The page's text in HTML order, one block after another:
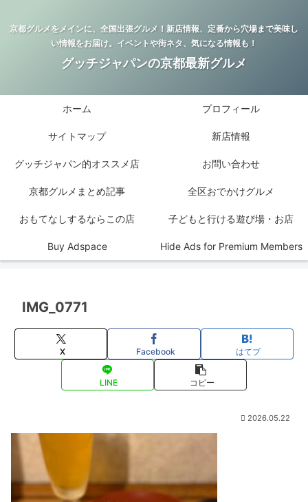
京都グルメをメインに、全国出張グルメ！新店情報、定番から穴場まで美味し
い情報をお届け。イベントや街ネタ、気になる情報も！
グッチジャパンの京都最新グルメ
ホーム プロフィール
サイトマップ 新店情報
グッチジャパン的オススメ店 お問い合わせ
京都グルメまとめ記事 全区おでかけグルメ
おもてなしするならこの店 子どもと行ける遊び場・お店
Buy Adspace Hide Ads for Premium Members
IMG_0771
X Facebook はてブ
LINE コピー
2026.05.22